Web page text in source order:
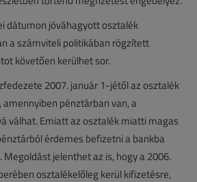
dátumon jóváhagyott osztalék
a számviteli politikában rögzített
követően kerülhet sor.
2007. január 1-jétől az osztalék
pénztárban van, a
válhat. Emiatt az osztalék miatti magas
érdemes befizetni a bankba
Megoldást jelenthet az is, hogy a 2006.
osztalékelőleg kerül kifizetésre,